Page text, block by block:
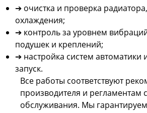
➔ очистка и проверка
охлаждения;
➔ контроль за уровнем
подушек и креплений;
➔ настройка систем автоматики
запуск.
Все работы соответствуют
производителя и регламентам
обслуживания. Мы